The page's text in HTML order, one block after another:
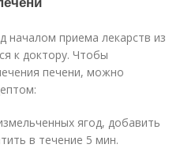
началом приема лекарств из
к доктору. Чтобы
печени, можно
ягод, добавить
в течение 5 мин.